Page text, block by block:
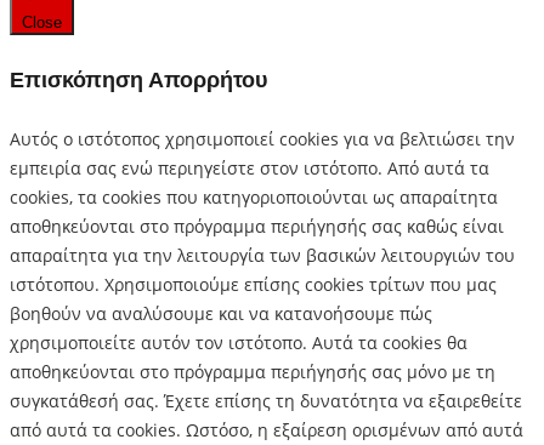
Close
Επισκόπηση Απορρήτου
Αυτός ο ιστότοπος χρησιμοποιεί cookies για να βελτιώσει την
εμπειρία σας ενώ περιηγείστε στον ιστότοπο. Από αυτά τα
cookies, τα cookies που κατηγοριοποιούνται ως απαραίτητα
αποθηκεύονται στο πρόγραμμα περιήγησής σας καθώς είναι
απαραίτητα για την λειτουργία των βασικών λειτουργιών του
ιστότοπου. Χρησιμοποιούμε επίσης cookies τρίτων που μας
βοηθούν να αναλύσουμε και να κατανοήσουμε πώς
χρησιμοποιείτε αυτόν τον ιστότοπο. Αυτά τα cookies θα
αποθηκεύονται στο πρόγραμμα περιήγησής σας μόνο με τη
συγκατάθεσή σας. Έχετε επίσης τη δυνατότητα να εξαιρεθείτε
από αυτά τα cookies. Ωστόσο, η εξαίρεση ορισμένων από αυτά